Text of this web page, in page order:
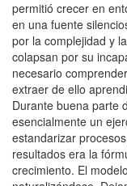
permitió crecer en
en una fuente
por la complejidad y
colapsan por su
necesario
extraer de ello
Durante buena parte
esencialmente un
estandarizar
resultados era la
crecimiento. El